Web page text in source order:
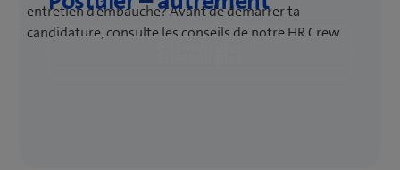
entretien d’embauche? Avant de démarrer ta
candidature, consulte les conseils de notre HR Crew.